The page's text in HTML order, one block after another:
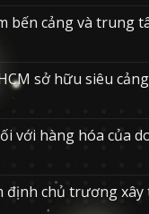
bến cảng và trung
sở hữu siêu
với hàng hóa của
định chủ trương